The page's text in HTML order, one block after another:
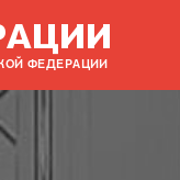
ФЕДЕРАЦИИ